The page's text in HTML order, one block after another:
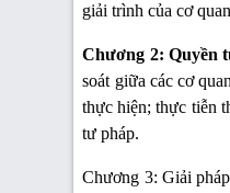
giải trình của cơ
Chương 2: Quyền
soát giữa các cơ
thực hiện; thực tiễn
tư pháp.
Chương 3: Giải